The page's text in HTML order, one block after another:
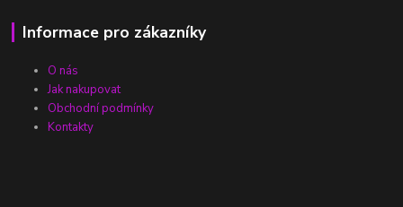
Informace pro zákazníky
O nás
Jak nakupovat
Obchodní podmínky
Kontakty